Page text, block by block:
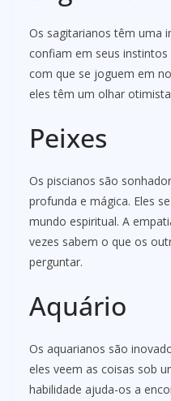
Os sagitarianos têm uma
confiam em seus
com que se joguem em
eles têm um olhar
Peixes
Os piscianos são
profunda e mágica. Eles
mundo espiritual. A
vezes sabem o que os
perguntar.
Aquário
Os aquarianos são
eles veem as coisas sob
habilidade ajuda-os a